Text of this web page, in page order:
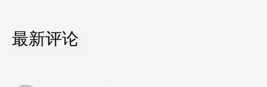
最新评论